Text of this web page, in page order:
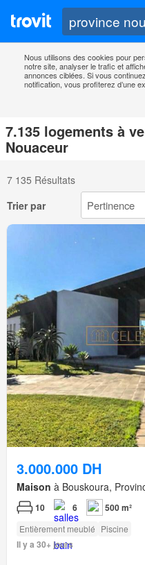
Nous utilisons des cookies pour
notre site, analyser le trafic et
annonces ciblées. Si vous
notification, vous profiterez d’une
7.135 logements à
Nouaceur
7 135 Résultats
Trier par
3.000.000 DH
Maison à Bouskoura,
10 6 500 m²
Entièrement meublé Piscine
Il y a 30+ jours